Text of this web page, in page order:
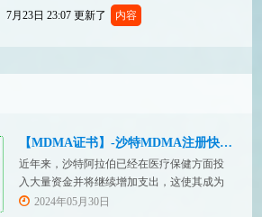
7月23日 23:07 更新了 内容
【MDMA证书】-沙特MDMA注册快速下证
近年来，沙特阿拉伯已经在医疗保健方面投
入大量资金并将继续增加支出，这使其成为
医疗设备制造商感兴趣的市场。然而，想要
2024年05月30日